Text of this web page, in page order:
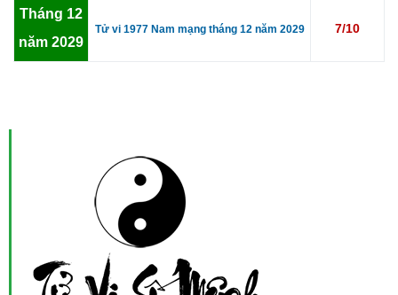
Tháng 12
năm 2029
Tử vi 1977 Nam mạng tháng 12 năm 2029 7/10